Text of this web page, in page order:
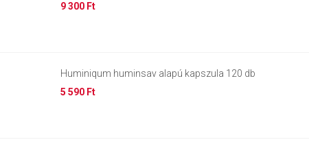
9 300 Ft
Huminiqum huminsav alapú kapszula 120 db
5 590 Ft